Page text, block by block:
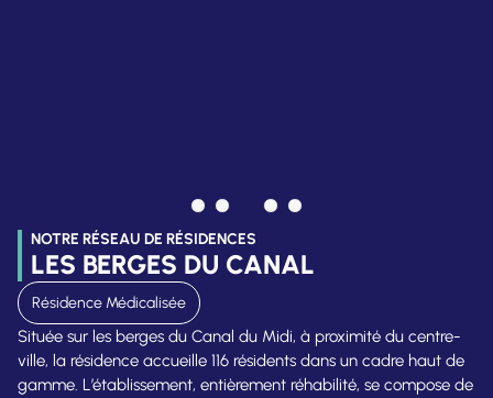
NOTRE RÉSEAU DE RÉSIDENCES
LES BERGES DU CANAL
Résidence Médicalisée
Située sur les berges du Canal du Midi, à proximité du centre-
ville, la résidence accueille 116 résidents dans un cadre haut de
gamme. L’établissement, entièrement réhabilité, se compose de